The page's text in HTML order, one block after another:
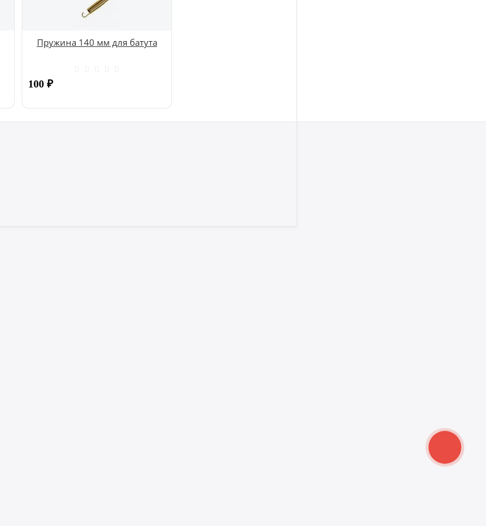
Пружина 140 мм для батута
100 ₽